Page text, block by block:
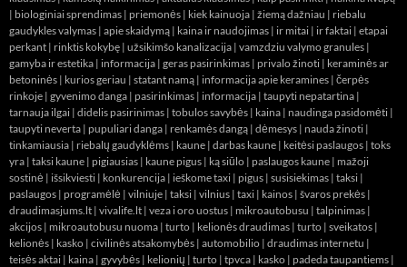
| biologiniai sprendimas | priemonės | kiek kainuoja | žiemą dažniau | riebalu
gaudykles valymas | apie skaidymą | kaina ir naudojimas | ir mitai | ir faktai | etapai
perkant | rinktis kokybę | užsikimšo kanalizacija | vamzdziu valymo granules |
gamyba ir estetika | informacija | geras pasirinkimas | privalo žinoti | keraminės ar
betoninės | kurios geriau | statant namą | informacija apie keramines | čerpės
rinkoje | gyvenimo danga | pasirinkimas | informacija | taupyti nepatartina |
tarnauja ilgai | didelis pasirinimas | tobulos savybės | kaina | naudinga pasidomėti |
taupyti neverta | pupuliari danga | renkamės dangą | dėmesys | nauda žinoti |
tinkamiausia | riebalų gaudyklėms | kaune | darbas kaune | keitėsi paslaugos | toks
yra | taksi kaune | pigiausias | kaune pigus | ką siūlo | paslaugos kaune | mažoji
sostinė | išsikviesti | konkurencija | ieškome taxi | pigus | susisiekimas | taksi |
paslaugos | programėlė | vilniuje | taksi | vilnius | taxi | kainos | švaros prekės |
draudimasjums.lt | vivalife.lt | veza i oro uostus | mikroautobusu | talpinimas |
akcijos | mikroautobusu nuoma | turto | kelionės draudimas | turto | sveikatos |
kelionės | kasko | civilinės atsakomybės | automobilio | draudimas internetu |
teisės aktai | kaina | gyvybės | kelionių | turto | tpvca | kasko | padeda taupantiems |